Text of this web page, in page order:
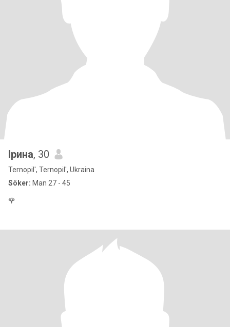
Ірина, 30
Ternopil', Ternopil', Ukraina
Söker: Man 27 - 45
🌹